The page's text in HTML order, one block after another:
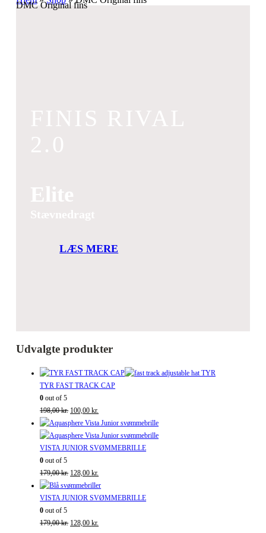
DMC Original fins
LÆS MERE
Udvalgte produkter
TYR FAST TRACK CAP
0 out of 5
198,00kr. Den
oprindelige
pris
var:
100,00kr.
aktuelle
pris
er:
VISTA JUNIOR SVØMMEBRILLE
0 out of 5
179,00kr. Den
oprindelige
pris
179,00 kr..
128,00kr.
aktuelle
pris
VISTA JUNIOR SVØMMEBRILLE
0 out of 5
179,00kr. Den
128,00kr.